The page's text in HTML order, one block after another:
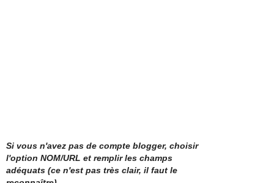
Si vous n'avez pas de compte blogger, choisir
l'option NOM/URL et remplir les champs
adéquats (ce n'est pas très clair, il faut le